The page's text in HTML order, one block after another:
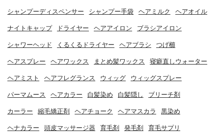
シャンプーディスペンサー シャンプー手袋 ヘアミルク ヘアオイル
ナイトキャップ ドライヤー ヘアアイロン ブラシアイロン
シャワーヘッド くるくるドライヤー ヘアブラシ つげ櫛
ヘアスプレー ヘアワックス まとめ髪ワックス 寝癖直しウォーター
ヘアミスト ヘアフレグランス ウィッグ ウィッグスプレー
パーマムース ヘアカラー 白髪染め 白髪隠し ブリーチ剤
カーラー 縮毛矯正剤 ヘアチョーク ヘアマスカラ 黒染め
ヘナカラー 頭皮マッサージ器 育毛剤 発毛剤 育毛サプリ